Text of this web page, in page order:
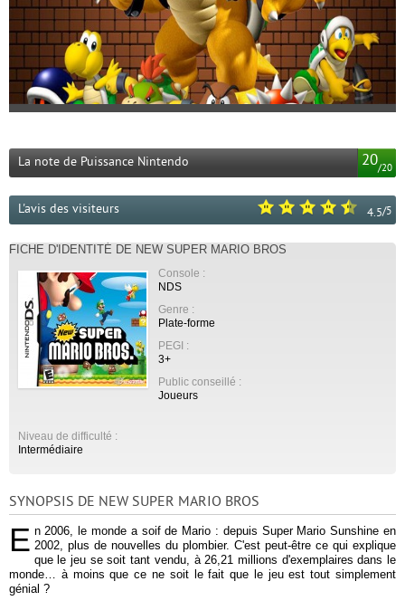
20/20
La note de Puissance Nintendo
4.5/5
L'avis des visiteurs
FICHE D'IDENTITÉ DE NEW SUPER MARIO BROS
Console :
NDS
Genre :
Plate-forme
PEGI :
3+
Public conseillé :
Joueurs
Niveau de difficulté :
Intermédiaire
SYNOPSIS DE NEW SUPER MARIO BROS
E n 2006, le monde a soif de Mario : depuis Super Mario Sunshine en
2002, plus de nouvelles du plombier. C'est peut-être ce qui explique
que le jeu se soit tant vendu, à 26,21 millions d'exemplaires dans le
monde… à moins que ce ne soit le fait que le jeu est tout simplement
génial ?